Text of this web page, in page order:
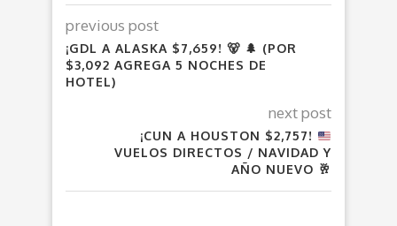
previous post
¡GDL A ALASKA $7,659! 🐻 🌲 (POR
$3,092 AGREGA 5 NOCHES DE
HOTEL)
next post
¡CUN A HOUSTON $2,757!
VUELOS DIRECTOS / NAVIDAD Y
AÑO NUEVO 🥂